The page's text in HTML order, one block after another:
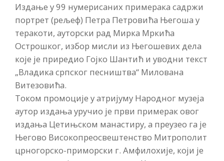
Издање у 99 нумерисаних примерака садржи
портрет (рељеф) Петра Петровића Његоша у
теракоти, ауторски рад Мирка Мркића
Острошког, избор мисли из Његошевих дела
које је приредио Гојко Шантић и уводни текст
„Владика српског песништва“ Милована
Витезовића.
Током промоције у атријуму Народног музеја
аутор издања уручио је први примерак овог
издања Цетињском манастиру, а преузео га је
Његово Високопреосвештенство Митрополит
црногорско-приморски г. Амфилохије, који је